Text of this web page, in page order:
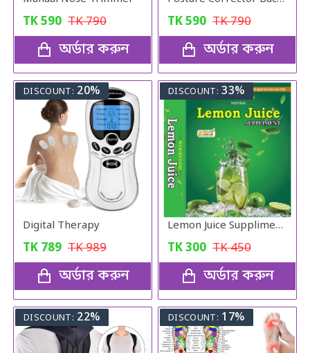
TK590 TK790
অর্ডার করুন
TK590 TK790
অর্ডার করুন
DISCOUNT: 20%
Digital Therapy
TK 789 TK989
অর্ডার করুন
DISCOUNT: 33%
Lemon Juice Suppliment Weight Loss Lemon Juice 120g
TK300 TK450
অর্ডার করুন
DISCOUNT: 22% DISCOUNT: 17%